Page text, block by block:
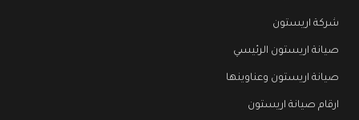
شركة اريستون
صيانة اريستون الرئيسي
صيانة اريستون وعناوينها
ارقام صيانة اريستون